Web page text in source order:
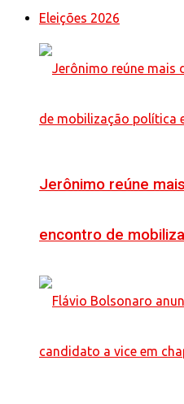
Eleições 2026
Jerônimo reúne
encontro de